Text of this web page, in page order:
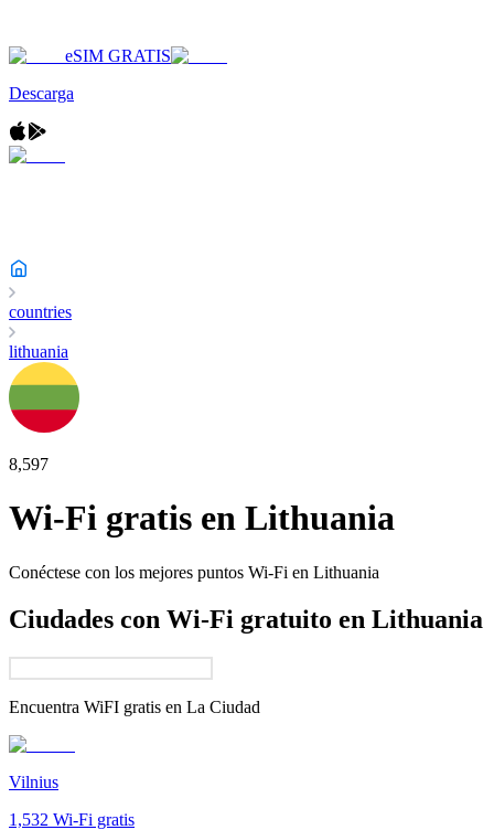
eSIM GRATIS
Descarga
countries
lithuania
8,597
Wi-Fi gratis en Lithuania
Conéctese con los mejores puntos Wi-Fi en Lithuania
Ciudades con Wi-Fi gratuito en Lithuania
Encuentra WiFI gratis en La Ciudad
Vilnius
1,532 Wi-Fi gratis